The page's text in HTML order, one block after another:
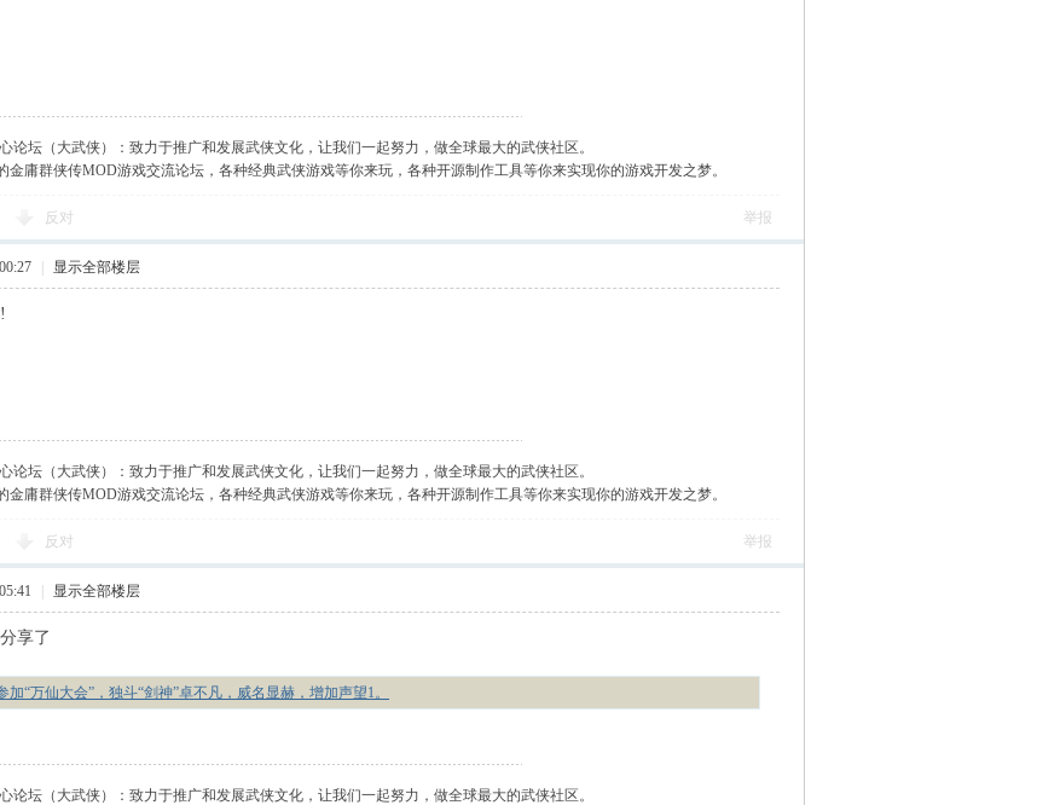
论坛（大武侠）：致力于推广和发展武侠文化，让我们一起努力，做全球最大的武侠社区。
金庸群侠传MOD游戏交流论坛，各种经典武侠游戏等你来玩，各种开源制作工具等你来实现你的游戏开发之梦。
反对 举报
显示全部楼层
论坛（大武侠）：致力于推广和发展武侠文化，让我们一起努力，做全球最大的武侠社区。
金庸群侠传MOD游戏交流论坛，各种经典武侠游戏等你来玩，各种开源制作工具等你来实现你的游戏开发之梦。
反对 举报
显示全部楼层
享了
加“万仙大会”，独斗“剑神”卓不凡，威名显赫，增加声望1。
论坛（大武侠）：致力于推广和发展武侠文化，让我们一起努力，做全球最大的武侠社区。